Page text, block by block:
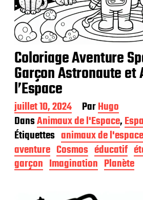
Coloriage Aventure
Garçon Astronaute et
l’Espace
D
a
t
e
d
e
p
juillet 10, 2024 ParHugo
DansAnimaux de l'Espace,
Étiquettes animaux de l'espace
aventure Cosmos éducatif
garçon Imagination Planète